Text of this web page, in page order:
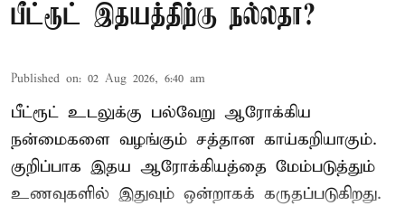
பீட்ரூட் இதயத்திற்கு நல்லதா?
Published on: 02 Aug 2026, 6:40 am
பீட்ரூட் உடலுக்கு பல்வேறு ஆரோக்கிய
நன்மைகளை வழங்கும் சத்தான காய்கறியாகும்.
குறிப்பாக இதய ஆரோக்கியத்தை மேம்படுத்தும்
உணவுகளில் இதுவும் ஒன்றாகக் கருதப்படுகிறது.